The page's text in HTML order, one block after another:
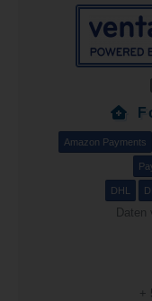
Amazon Payments
DHL
Daten
+